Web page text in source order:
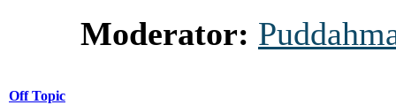
Moderator:
Off Topic